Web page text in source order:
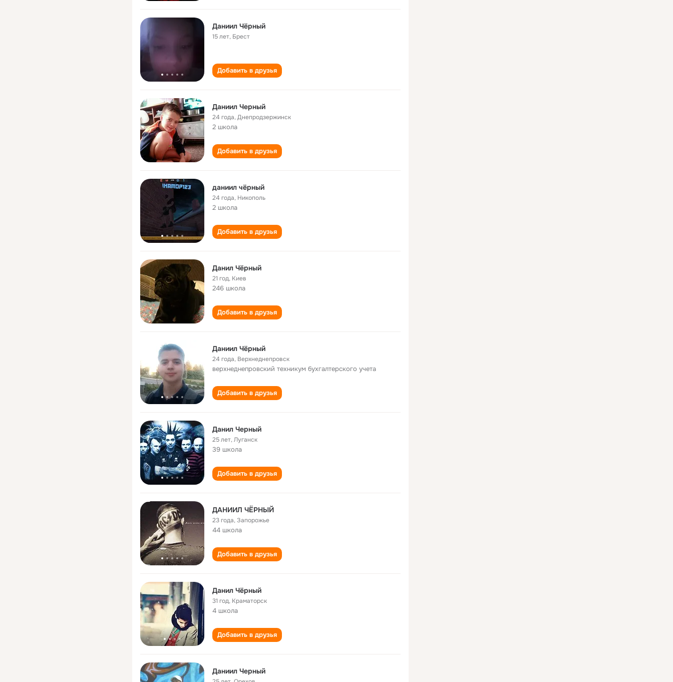
Даниил Чёрный
15 лет, Брест
Добавить в друзья
Даниил Черный
24 года,Днепродзержинск
2 школа
Добавить в друзья
даниил чёрный
24 года, Никополь
2 школа
Добавить в друзья
Данил Чёрный
21 год, Киев
246 школа
Добавить в друзья
Даниил Чёрный
24 года, Верхнеднепровск
верхнеднепровский техникум бухгалтерского учета
Добавить в друзья
Данил Черный
25 лет,Луганск
39 школа
Добавить в друзья
ДАНИИЛ ЧЁРНЫЙ
23 года,Запорожье
44 школа
Добавить в друзья
Данил Чёрный
31 год, Краматорск
4 школа
Добавить в друзья
Даниил Черный